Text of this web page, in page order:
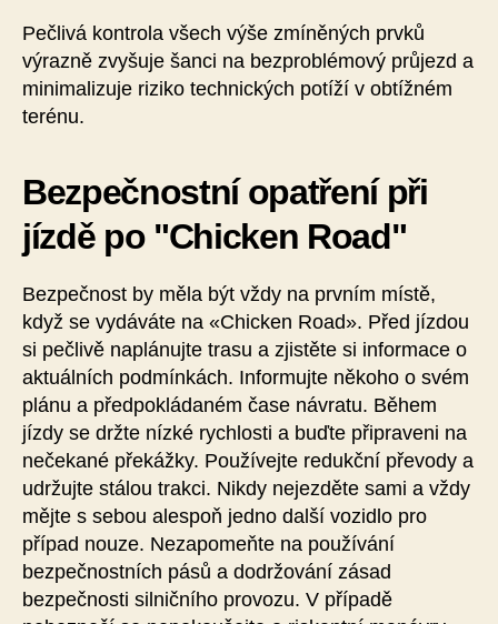
Pečlivá kontrola všech výše zmíněných prvků
výrazně zvyšuje šanci na bezproblémový průjezd a
minimalizuje riziko technických potíží v obtížném
terénu.
Bezpečnostní opatření při
jízdě po "Chicken Road"
Bezpečnost by měla být vždy na prvním místě,
když se vydáváte na «Chicken Road». Před jízdou
si pečlivě naplánujte trasu a zjistěte si informace o
aktuálních podmínkách. Informujte někoho o svém
plánu a předpokládaném čase návratu. Během
jízdy se držte nízké rychlosti a buďte připraveni na
nečekané překážky. Používejte redukční převody a
udržujte stálou trakci. Nikdy nejezděte sami a vždy
mějte s sebou alespoň jedno další vozidlo pro
případ nouze. Nezapomeňte na používání
bezpečnostních pásů a dodržování zásad
bezpečnosti silničního provozu. V případě